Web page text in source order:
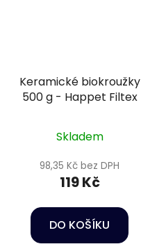
Keramické biokroužky
500 g - Happet Filtex
Skladem
98,35 Kč bez DPH
119 Kč
DO KOŠÍKU